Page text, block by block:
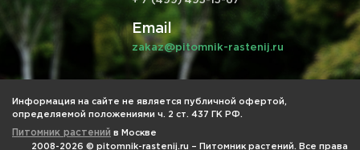
Email
zakaz@pitomnik-rastenij.ru
Информация на сайте не является публичной офертой,
определяемой положениями ч. 2 ст. 437 ГК РФ.
Питомник растений в Москве
2008-2026 © pitomnik-rastenij.ru – Питомник растений. Все права